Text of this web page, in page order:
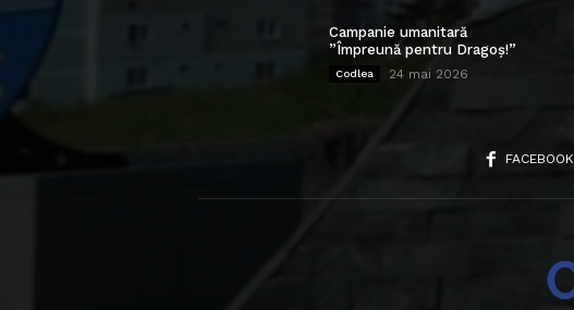
Campanie umanitară
”Împreună pentru Dragoș!”
Codlea 24 mai 2026
FACEBOOK